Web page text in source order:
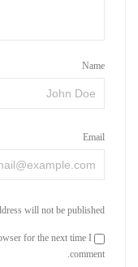
Name
Email
will not be published.
for the next time I
comment.